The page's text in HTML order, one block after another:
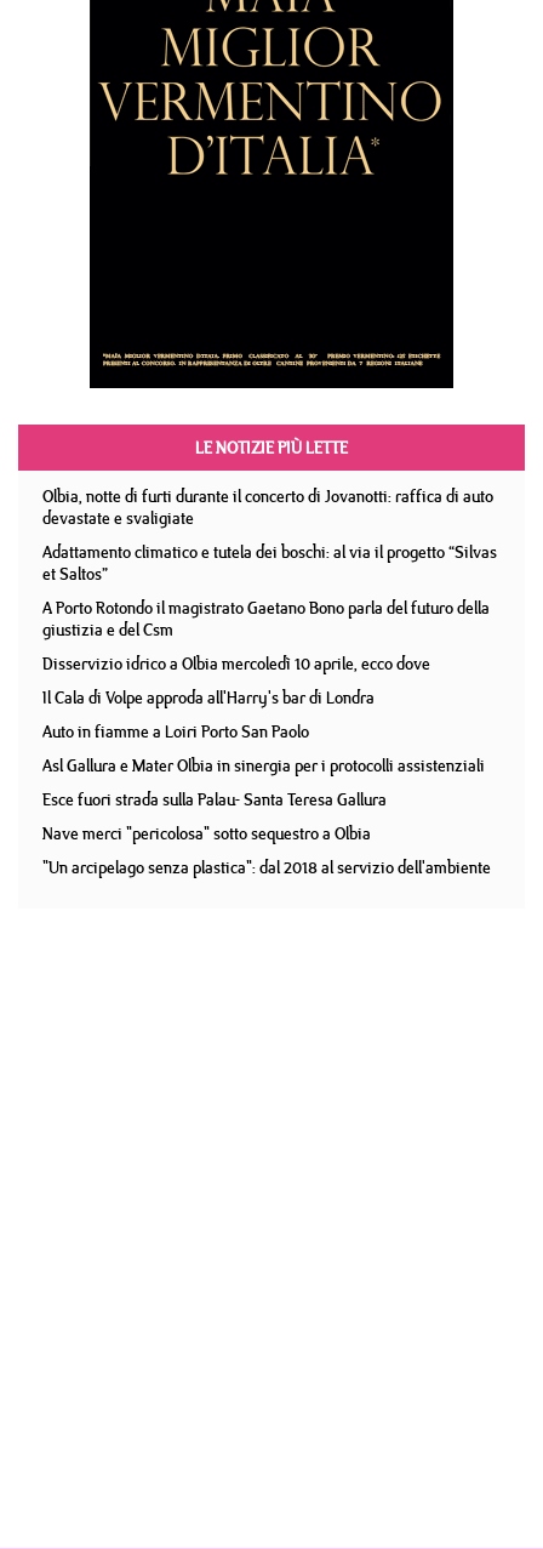
LE NOTIZIE PIÙ LETTE
Olbia, notte di furti durante il concerto di Jovanotti: raffica di auto
devastate e svaligiate
Adattamento climatico e tutela dei boschi: al via il progetto “Silvas
et Saltos”
A Porto Rotondo il magistrato Gaetano Bono parla del futuro della
giustizia e del Csm
Disservizio idrico a Olbia mercoledì 10 aprile, ecco dove
Il Cala di Volpe approda all'Harry's bar di Londra
Auto in fiamme a Loiri Porto San Paolo
Asl Gallura e Mater Olbia in sinergia per i protocolli assistenziali
Esce fuori strada sulla Palau- Santa Teresa Gallura
Nave merci "pericolosa" sotto sequestro a Olbia
"Un arcipelago senza plastica": dal 2018 al servizio dell'ambiente